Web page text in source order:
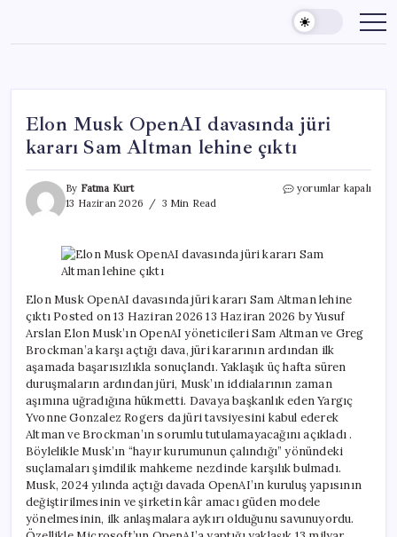
content
Elon Musk OpenAI davasında jüri
kararı Sam Altman lehine çıktı
By Fatma Kurt
13 Haziran 2026
3 Min Read
Elon
jüri
kararı
Altman
lehine
çıktı
için
yorumlar kapalı
Elon Musk OpenAI davasında jüri kararı Sam Altman lehine
çıktı Posted on 13 Haziran 2026 13 Haziran 2026 by Yusuf
Arslan Elon Musk’ın OpenAI yöneticileri Sam Altman ve Greg
Brockman’a karşı açtığı dava, jüri kararının ardından ilk
aşamada başarısızlıkla sonuçlandı. Yaklaşık üç hafta süren
duruşmaların ardından jüri, Musk’ın iddialarının zaman
aşımına uğradığına hükmetti. Davaya başkanlık eden Yargıç
Yvonne Gonzalez Rogers da jüri tavsiyesini kabul ederek
Altman ve Brockman’ın sorumlu tutulamayacağını açıkladı .
Böylelikle Musk’ın “hayır kurumunun çalındığı” yönündeki
suçlamaları şimdilik mahkeme nezdinde karşılık bulmadı.
Musk, 2024 yılında açtığı davada OpenAI’ın kuruluş yapısının
değiştirilmesinin ve şirketin kâr amacı güden modele
yönelmesinin, ilk anlaşmalara aykırı olduğunu savunuyordu.